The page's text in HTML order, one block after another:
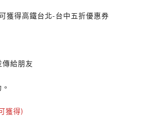
獲得高鐵台北-台中五折優惠券
給朋友
獲得)